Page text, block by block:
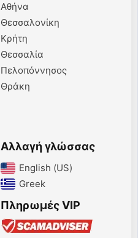
Αθήνα
Θεσσαλονίκη
Κρήτη
Θεσσαλία
Πελοπόννησος
Θράκη
Αλλαγή γλώσσας
English (US)‎
Greek‎
Πληρωμές VIP